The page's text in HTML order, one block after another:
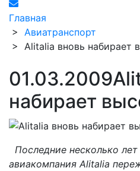
Главная
> Авиатранспорт
> Alitalia вновь набирает
01.03.2009
набирает
Последние несколько
авиакомпания Alitalia